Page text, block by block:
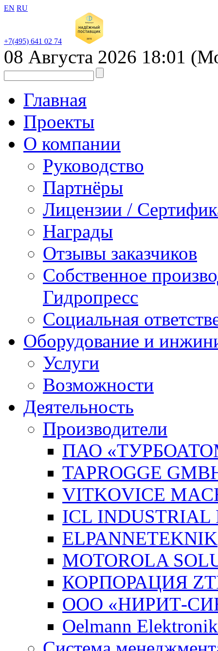
EN RU
+7(495) 641 02 74
08 Августа 2026 18:01
Главная
Проекты
О компании
Руководство
Партнёры
Лицензии /
Награды
Отзывы заказчиков
Собственное
Гидропресс
Социальная
Оборудование и
Услуги
Возможности
Деятельность
Производители
ПАО
TAPROGGE
VITKOVICE
ICL INDUSTRIAL
ELPANNETEKNIK
MOTOROLA
КОРПОРАЦИЯ
ООО «НИРИТ-
Oelmann